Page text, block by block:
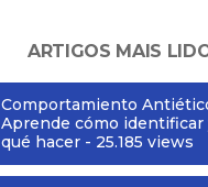
ARTIGOS MAIS
Comportamiento
Aprende cómo identificar
qué hacer - 25.185 views